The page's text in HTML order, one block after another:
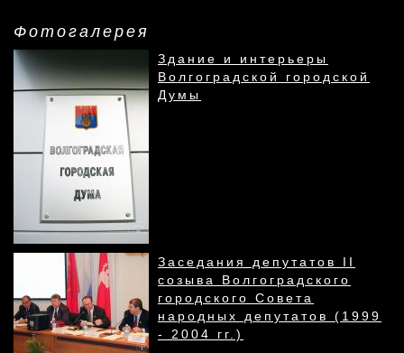
Фотогалерея
Здание и интерьеры
Волгоградской городской
Думы
Заседания депутатов II
созыва Волгоградского
городского Совета
народных депутатов (1999
- 2004 гг.)